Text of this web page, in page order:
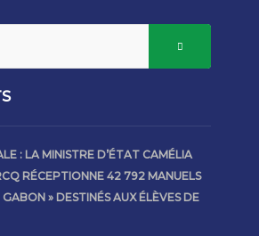
: LA MINISTRE D’ÉTAT CAMÉLIA
RÉCEPTIONNE 42 792 MANUELS
» DESTINÉS AUX ÉLÈVES DE